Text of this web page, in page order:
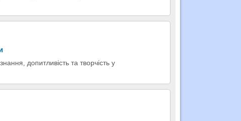
допитливість та творчість у